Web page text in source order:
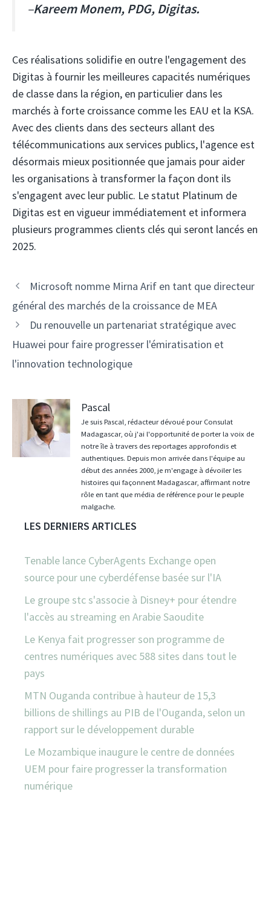
–Kareem Monem, PDG, Digitas.
Ces réalisations solidifie en outre l'engagement des
Digitas à fournir les meilleures capacités numériques
de classe dans la région, en particulier dans les
marchés à forte croissance comme les EAU et la KSA.
Avec des clients dans des secteurs allant des
télécommunications aux services publics, l'agence est
désormais mieux positionnée que jamais pour aider
les organisations à transformer la façon dont ils
s'engagent avec leur public. Le statut Platinum de
Digitas est en vigueur immédiatement et informera
plusieurs programmes clients clés qui seront lancés en
2025.
Navigation
des
Microsoft nomme Mirna Arif en tant que directeur
général des marchés de la croissance de MEA
Du renouvelle un partenariat stratégique avec
Huawei pour faire progresser l'émiratisation et
l'innovation technologique
Pascal
Je suis Pascal, rédacteur dévoué pour Consulat
Madagascar, où j'ai l'opportunité de porter la voix de
notre île à travers des reportages approfondis et
authentiques. Depuis mon arrivée dans l'équipe au
début des années 2000, je m'engage à dévoiler les
histoires qui façonnent Madagascar, affirmant notre
rôle en tant que média de référence pour le peuple
malgache.
LES DERNIERS ARTICLES
Tenable lance CyberAgents Exchange open
source pour une cyberdéfense basée sur l'IA
Le groupe stc s'associe à Disney+ pour étendre
l'accès au streaming en Arabie Saoudite
Le Kenya fait progresser son programme de
centres numériques avec 588 sites dans tout le
pays
MTN Ouganda contribue à hauteur de 15,3
billions de shillings au PIB de l'Ouganda, selon un
rapport sur le développement durable
Le Mozambique inaugure le centre de données
UEM pour faire progresser la transformation
numérique